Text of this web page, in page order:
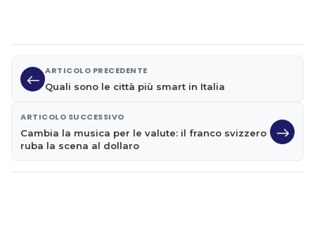
ARTICOLO PRECEDENTE
Quali sono le città più smart in Italia
ARTICOLO SUCCESSIVO
Cambia la musica per le valute: il franco svizzero
ruba la scena al dollaro